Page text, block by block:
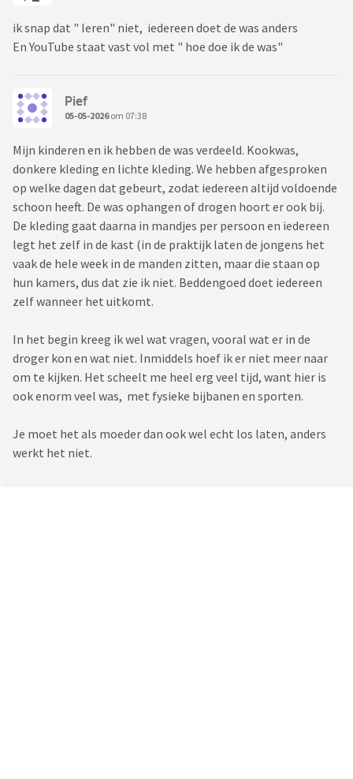
ik snap dat " leren" niet, iedereen doet de was anders
En YouTube staat vast vol met " hoe doe ik de was"
Pief
05-05-2026om 07:38
Mijn kinderen en ik hebben de was verdeeld. Kookwas,
donkere kleding en lichte kleding. We hebben afgesproken
op welke dagen dat gebeurt, zodat iedereen altijd voldoende
schoon heeft. De was ophangen of drogen hoort er ook bij.
De kleding gaat daarna in mandjes per persoon en iedereen
legt het zelf in de kast (in de praktijk laten de jongens het
vaak de hele week in de manden zitten, maar die staan op
hun kamers, dus dat zie ik niet. Beddengoed doet iedereen
zelf wanneer het uitkomt.
In het begin kreeg ik wel wat vragen, vooral wat er in de
droger kon en wat niet. Inmiddels hoef ik er niet meer naar
om te kijken. Het scheelt me heel erg veel tijd, want hier is
ook enorm veel was, met fysieke bijbanen en sporten.
Je moet het als moeder dan ook wel echt los laten, anders
werkt het niet.